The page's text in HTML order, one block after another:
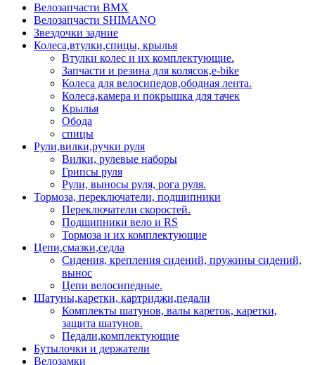
Велозапчасти BMX
Велозапчасти SHIMANO
Звездочки задние
Колеса,втулки,спицы, крылья
Втулки колес и их комплектующие.
Запчасти и резина для колясок,e-bike
Колеса для велосипедов,ободная лента.
Колеса,камера и покрышка для тачек
Крылья
Обода
спицы
Рули,вилки,ручки руля
Вилки, рулевые наборы
Грипсы руля
Рули, выносы руля, рога руля.
Тормоза, переключатели, подшипники
Переключатели скоростей.
Подшипники вело и RS
Тормоза и их комплектующие
Цепи,смазки,седла
Сидения, крепления сидений, пружины сидений,
вынос
Цепи велосипедные.
Шатуны,каретки, картриджи,педали
Комплекты шатунов, валы кареток, каретки,
защита шатунов.
Педали,комплектующие
Бутылочки и держатели
Велозамки